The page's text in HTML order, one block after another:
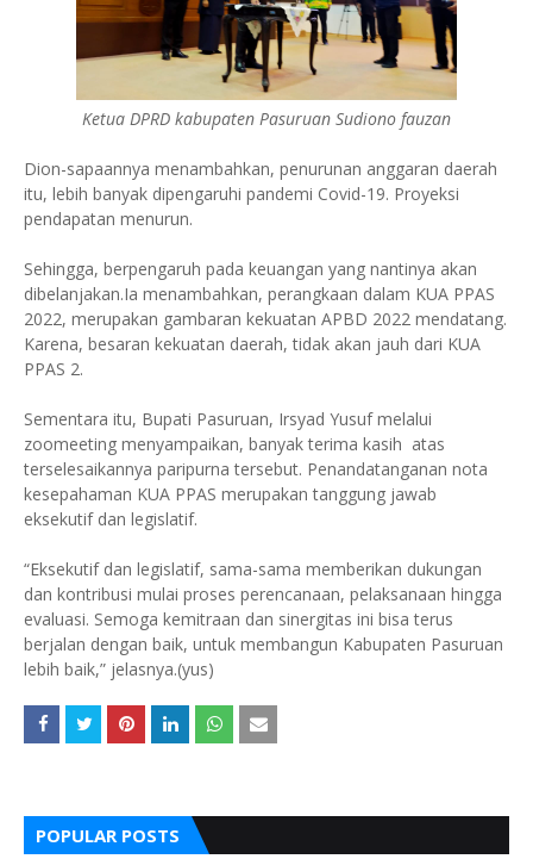
Ketua DPRD kabupaten Pasuruan Sudiono fauzan
Dion-sapaannya menambahkan, penurunan anggaran daerah
itu, lebih banyak dipengaruhi pandemi Covid-19. Proyeksi
pendapatan menurun.
Sehingga, berpengaruh pada keuangan yang nantinya akan
dibelanjakan.Ia menambahkan, perangkaan dalam KUA PPAS
2022, merupakan gambaran kekuatan APBD 2022 mendatang.
Karena, besaran kekuatan daerah, tidak akan jauh dari KUA
PPAS 2.
Sementara itu, Bupati Pasuruan, Irsyad Yusuf melalui
zoomeeting menyampaikan, banyak terima kasih atas
terselesaikannya paripurna tersebut. Penandatanganan nota
kesepahaman KUA PPAS merupakan tanggung jawab
eksekutif dan legislatif.
“Eksekutif dan legislatif, sama-sama memberikan dukungan
dan kontribusi mulai proses perencanaan, pelaksanaan hingga
evaluasi. Semoga kemitraan dan sinergitas ini bisa terus
berjalan dengan baik, untuk membangun Kabupaten Pasuruan
lebih baik,” jelasnya.(yus)
POPULAR POSTS